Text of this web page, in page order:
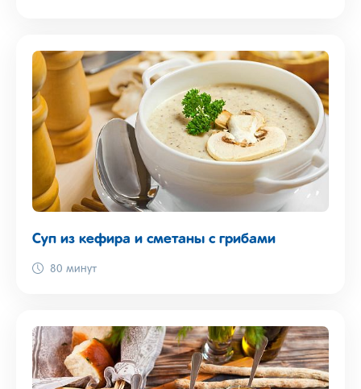
Суп из кефира и сметаны с грибами
80 минут